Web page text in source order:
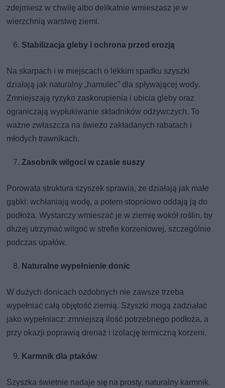
zdejmiesz w chwilę albo delikatnie wmieszasz je w
wierzchnią warstwę ziemi.
Stabilizacja gleby i ochrona przed erozją
Na skarpach i w miejscach o lekkim spadku szyszki
działają jak naturalny „hamulec” dla spływającej wody.
Zmniejszają ryzyko zaskorupienia i ubicia gleby oraz
ograniczają wypłukiwanie składników odżywczych. To
ważne zwłaszcza na świeżo zakładanych rabatach i
młodych trawnikach.
Zasobnik wilgoci w czasie suszy
Porowata struktura szyszek sprawia, że działają jak małe
gąbki: wchłaniają wodę, a potem stopniowo oddają ją do
podłoża. Wystarczy wmieszać je w ziemię wokół roślin, by
dłużej utrzymać wilgoć w strefie korzeniowej, szczególnie
podczas upałów.
Naturalne wypełnienie donic
W dużych donicach ozdobnych nie zawsze trzeba
wypełniać całą objętość ziemią. Szyszki mogą zadziałać
jako wypełniacz: zmniejszą ilość potrzebnego podłoża, a
przy okazji poprawią drenaż i izolację termiczną korzeni.
Karmnik dla ptaków
Szyszka świetnie nadaje się na prosty, naturalny karmnik.